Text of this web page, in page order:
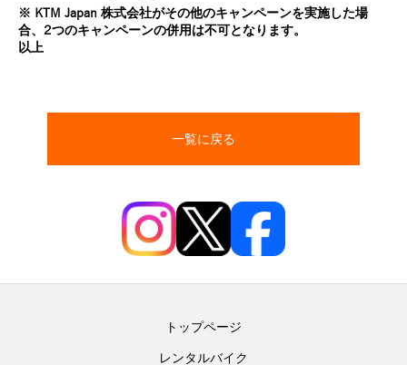
※ KTM Japan 株式会社がその他のキャンペーンを実施した場
合、2つのキャンペーンの併用は不可となります。
以上
一覧に戻る
トップページ
レンタルバイク